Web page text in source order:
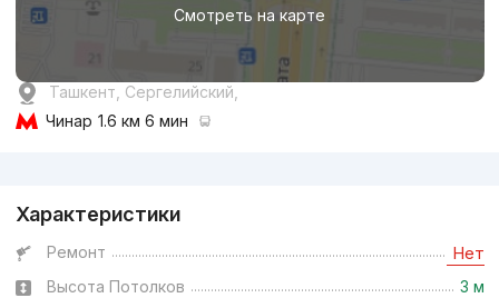
Смотреть на карте
Ташкент, Сергелийский,
Чинар 1.6 км 6 мин
Характеристики
Ремонт Нет
Высота Потолков 3 м